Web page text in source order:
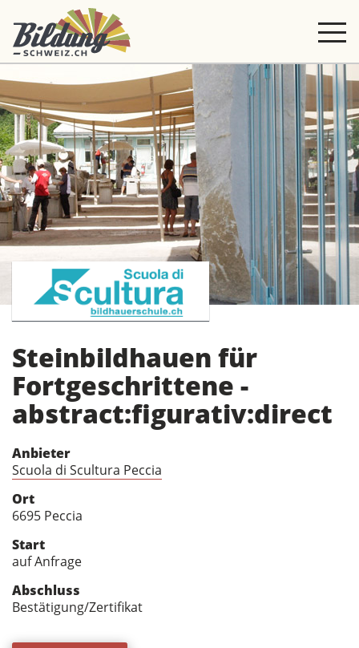
Steinbildhauen für
Fortgeschrittene -
abstract:figurativ:direct
Anbieter
Scuola di Scultura Peccia
Ort
6695 Peccia
Start
auf Anfrage
Abschluss
Bestätigung/Zertifikat